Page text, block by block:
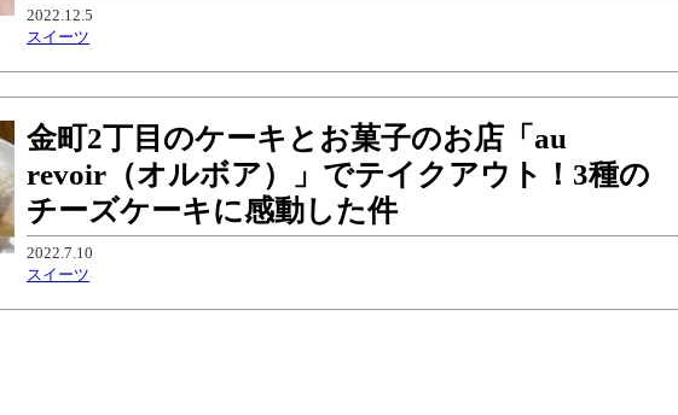
2022.12.5
スイーツ
金町2丁目のケーキとお菓子のお店「au
revoir（オルボア）」でテイクアウト！3種の
チーズケーキに感動した件
2022.7.10
スイーツ